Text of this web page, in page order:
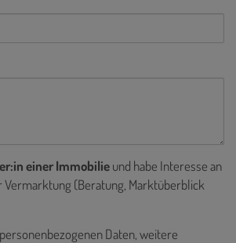
einer Immobilieund habe Interesse an
Vermarktung (Beratung, Marktüberblick
Daten, weitere